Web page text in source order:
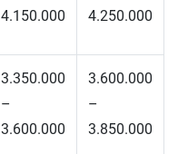
4.150.000
4.250.000
3.350.000
–
3.600.000
3.600.000
–
3.850.000